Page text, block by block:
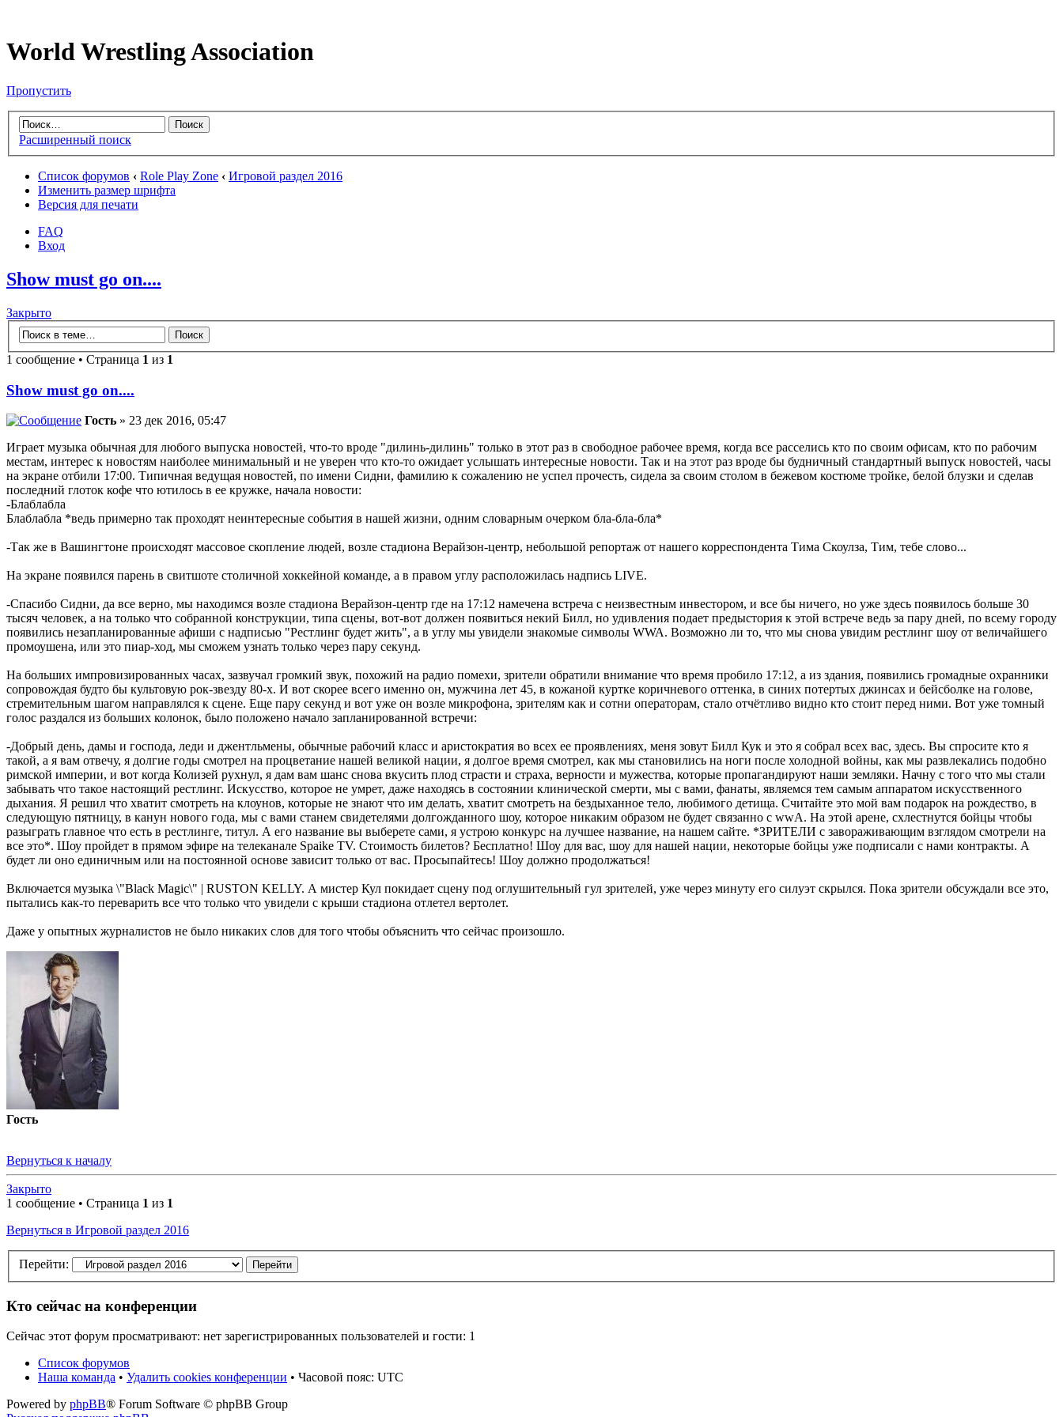
World Wrestling Association
Пропустить
Расширенный поиск
Список форумов ‹ Role Play Zone ‹ Игровой раздел 2016
Изменить размер шрифта
Версия для печати
FAQ
Вход
Show must go on....
Закрыто
1 сообщение • Страница 1 из 1
Show must go on....
Гость » 23 дек 2016, 05:47
Играет музыка обычная для любого выпуска новостей, что-то вроде "дилинь-дилинь" только в этот раз в свободное рабочее время, когда все расселись кто по своим офисам, кто по рабочим
местам, интерес к новостям наиболее минимальный и не уверен что кто-то ожидает услышать интересные новости. Так и на этот раз вроде бы будничный стандартный выпуск новостей, часы
на экране отбили 17:00. Типичная ведущая новостей, по имени Сидни, фамилию к сожалению не успел прочесть, сидела за своим столом в бежевом костюме тройке, белой блузки и сделав
последний глоток кофе что ютилось в ее кружке, начала новости:
-Блаблабла
Блаблабла *ведь примерно так проходят неинтересные события в нашей жизни, одним словарным очерком бла-бла-бла*
-Так же в Вашингтоне происходят массовое скопление людей, возле стадиона Верайзон-центр, небольшой репортаж от нашего корреспондента Тима Скоулза, Тим, тебе слово...
На экране появился парень в свитшоте столичной хоккейной команде, а в правом углу расположилась надпись LIVE.
-Спасибо Сидни, да все верно, мы находимся возле стадиона Верайзон-центр где на 17:12 намечена встреча с неизвестным инвестором, и все бы ничего, но уже здесь появилось больше 30
тысяч человек, а на только что собранной конструкции, типа сцены, вот-вот должен появиться некий Билл, но удивления подает предыстория к этой встрече ведь за пару дней, по всему городу
появились незапланированные афиши с надписью "Рестлинг будет жить", а в углу мы увидели знакомые символы WWA. Возможно ли то, что мы снова увидим рестлинг шоу от величайшего
промоушена, или это пиар-ход, мы сможем узнать только через пару секунд.
На больших импровизированных часах, зазвучал громкий звук, похожий на радио помехи, зрители обратили внимание что время пробило 17:12, а из здания, появились громадные охранники
сопровождая будто бы культовую рок-звезду 80-х. И вот скорее всего именно он, мужчина лет 45, в кожаной куртке коричневого оттенка, в синих потертых джинсах и бейсболке на голове,
стремительным шагом направлялся к сцене. Еще пару секунд и вот уже он возле микрофона, зрителям как и сотни операторам, стало отчётливо видно кто стоит перед ними. Вот уже томный
голос раздался из больших колонок, было положено начало запланированной встречи:
-Добрый день, дамы и господа, леди и джентльмены, обычные рабочий класс и аристократия во всех ее проявлениях, меня зовут Билл Кук и это я собрал всех вас, здесь. Вы спросите кто я
такой, а я вам отвечу, я долгие годы смотрел на процветание нашей великой нации, я долгое время смотрел, как мы становились на ноги после холодной войны, как мы развлекались подобно
римской империи, и вот когда Колизей рухнул, я дам вам шанс снова вкусить плод страсти и страха, верности и мужества, которые пропагандируют наши земляки. Начну с того что мы стали
забывать что такое настоящий рестлинг. Искусство, которое не умрет, даже находясь в состоянии клинической смерти, мы с вами, фанаты, являемся тем самым аппаратом искусственного
дыхания. Я решил что хватит смотреть на клоунов, которые не знают что им делать, хватит смотреть на бездыханное тело, любимого детища. Считайте это мой вам подарок на рождество, в
следующую пятницу, в канун нового года, мы с вами станем свидетелями долгожданного шоу, которое никаким образом не будет связанно с wwA. На этой арене, схлестнутся бойцы чтобы
разыграть главное что есть в рестлинге, титул. А его название вы выберете сами, я устрою конкурс на лучшее название, на нашем сайте. *ЗРИТЕЛИ с завораживающим взглядом смотрели на
все это*. Шоу пройдет в прямом эфире на телеканале Spaike TV. Стоимость билетов? Бесплатно! Шоу для вас, шоу для нашей нации, некоторые бойцы уже подписали с нами контракты. А
будет ли оно единичным или на постоянной основе зависит только от вас. Просыпайтесь! Шоу должно продолжаться!
Включается музыка \"Black Magic\" | RUSTON KELLY. А мистер Кул покидает сцену под оглушительный гул зрителей, уже через минуту его силуэт скрылся. Пока зрители обсуждали все это,
пытались как-то переварить все что только что увидели с крыши стадиона отлетел вертолет.
Даже у опытных журналистов не было никаких слов для того чтобы объяснить что сейчас произошло.
Гость
Вернуться к началу
Закрыто
1 сообщение • Страница 1 из 1
Вернуться в Игровой раздел 2016
Перейти:
Кто сейчас на конференции
Сейчас этот форум просматривают: нет зарегистрированных пользователей и гости: 1
Список форумов
Наша команда • Удалить cookies конференции • Часовой пояс: UTC
Powered by phpBB® Forum Software © phpBB Group